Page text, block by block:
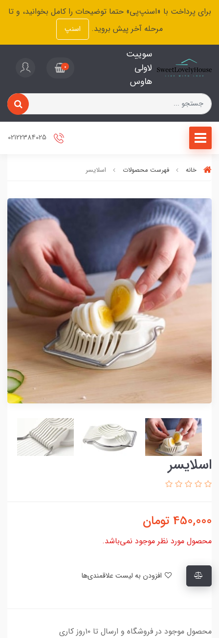
برای پرداخت با «اسنپ‌پی» حتما توضیحات را کامل بخوانید، و تا
مرحله آخر پیش بروید.
اسنپ
سوییت
لاولی
هاوس
0
خانه فهرست محصولات اسلایسر
اسلایسر
450,000 تومان
محصول مورد نظر موجود نمی‌باشد.
محصول موجود در فروشگاه و ارسال تا ۱۰روز کاری